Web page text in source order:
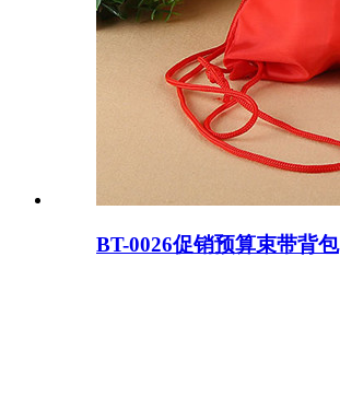
BT-0026促销预算束带背包